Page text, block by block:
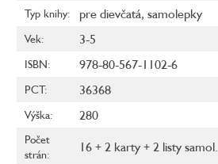
Typ knihy: pre dievčatá, samolepky
Vek: 3-5
ISBN: 978-80-567-1102-6
PCT: 36368
Výška: 280
Počet
strán: 16 + 2 karty + 2 listy samol.